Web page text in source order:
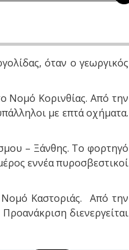
όταν ο γεωργικός
Νομό Κορινθίας. Από την
με επτά οχήματα.
– Ξάνθης. Το φορτηγό
εννέα πυροσβεστικοί
Καστοριάς. Από την
διενεργείται